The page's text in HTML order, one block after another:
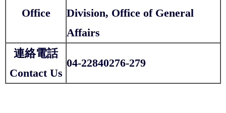
Office
Division, Office of General
Affairs
連絡電話
Contact Us
04-22840276-279